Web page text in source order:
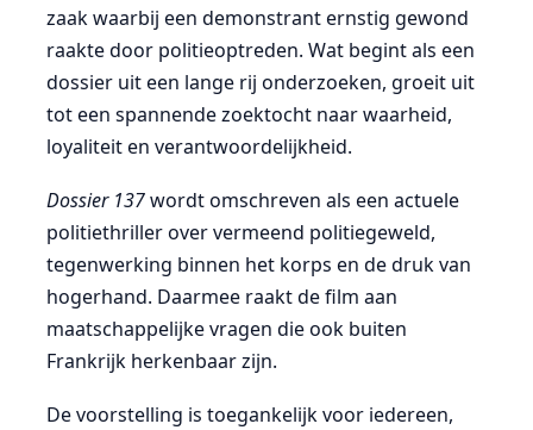
zaak waarbij een demonstrant ernstig gewond
raakte door politieoptreden. Wat begint als een
dossier uit een lange rij onderzoeken, groeit uit
tot een spannende zoektocht naar waarheid,
loyaliteit en verantwoordelijkheid.
Dossier 137wordt omschreven als een actuele
politiethriller over vermeend politiegeweld,
tegenwerking binnen het korps en de druk van
hogerhand. Daarmee raakt de film aan
maatschappelijke vragen die ook buiten
Frankrijk herkenbaar zijn.
De voorstelling is toegankelijk voor iedereen,